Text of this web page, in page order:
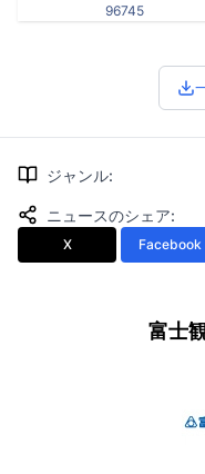
96745
ジャンル:
ニュースのシェア:
X Facebook
富士